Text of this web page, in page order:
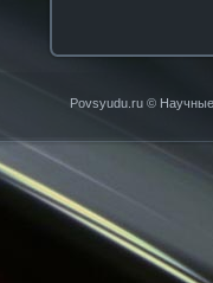
Povsyudu.ru © Научные